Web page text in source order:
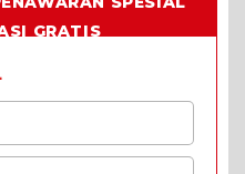
GRATIS